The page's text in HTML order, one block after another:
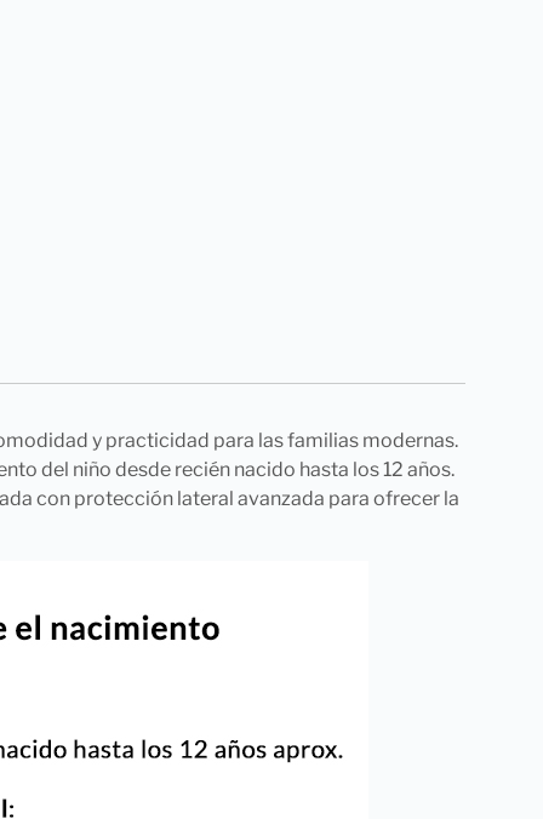
y practicidad para las familias modernas.
del niño desde recién nacido hasta los 12 años.
con protección lateral avanzada para ofrecer la